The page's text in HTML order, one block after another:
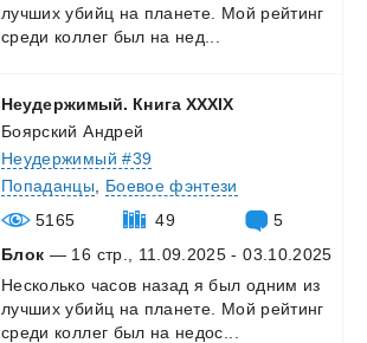
лучших убийц на планете. Мой рейтинг
среди коллег был на нед...
Неудержимый. Книга XXXIX
Боярский Андрей
Неудержимый #39
Попаданцы
Боевое фэнтези
5165
49
5
Блок — 16 стр., 11.09.2025 - 03.10.2025
Несколько часов назад я был одним из
лучших убийц на планете. Мой рейтинг
среди коллег был на недос...